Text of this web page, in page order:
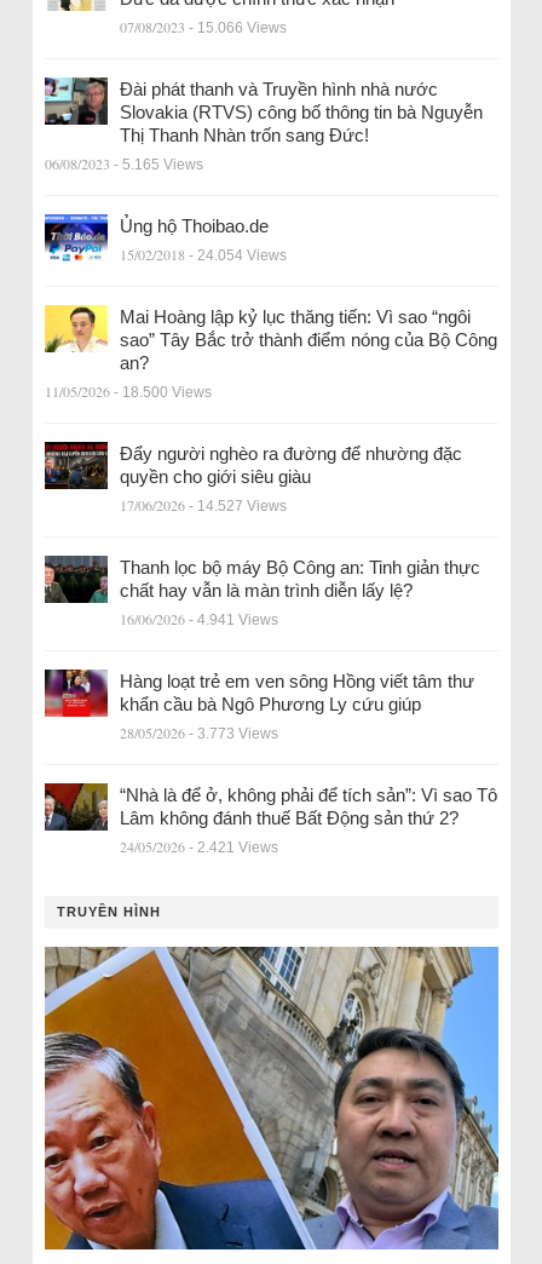
07/08/2023 - 15.066 Views
Đài phát thanh và Truyền hình nhà nước
Slovakia (RTVS) công bố thông tin bà Nguyễn
Thị Thanh Nhàn trốn sang Đức!
06/08/2023 - 5.165 Views
Ủng hộ Thoibao.de
15/02/2018 - 24.054 Views
Mai Hoàng lập kỷ lục thăng tiến: Vì sao “ngôi
sao” Tây Bắc trở thành điểm nóng của Bộ Công
an?
11/05/2026 - 18.500 Views
Đẩy người nghèo ra đường để nhường đặc
quyền cho giới siêu giàu
17/06/2026 - 14.527 Views
Thanh lọc bộ máy Bộ Công an: Tinh giản thực
chất hay vẫn là màn trình diễn lấy lệ?
16/06/2026 - 4.941 Views
Hàng loạt trẻ em ven sông Hồng viết tâm thư
khẩn cầu bà Ngô Phương Ly cứu giúp
28/05/2026 - 3.773 Views
“Nhà là để ở, không phải để tích sản”: Vì sao Tô
Lâm không đánh thuế Bất Động sản thứ 2?
24/05/2026 - 2.421 Views
TRUYỀN HÌNH